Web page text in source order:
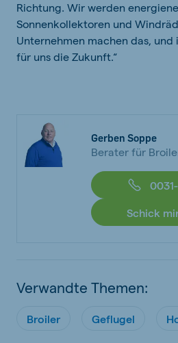
Richtung. Wir werden
Sonnenkollektoren und
Unternehmen machen das,
für uns die Zukunft.“
Gerben Soppe
Berater für
Schick
Verwandte Themen:
Broiler Geflugel